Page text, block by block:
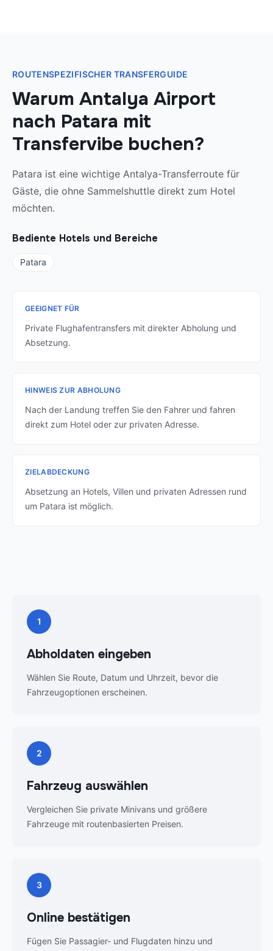
ROUTENSPEZIFISCHER TRANSFERGUIDE
Warum Antalya Airport
nach Patara mit
Transfervibe buchen?
Patara ist eine wichtige Antalya-Transferroute für
Gäste, die ohne Sammelshuttle direkt zum Hotel
möchten.
Bediente Hotels und Bereiche
Patara
GEEIGNET FÜR
Private Flughafentransfers mit direkter Abholung und
Absetzung.
HINWEIS ZUR ABHOLUNG
Nach der Landung treffen Sie den Fahrer und fahren
direkt zum Hotel oder zur privaten Adresse.
ZIELABDECKUNG
Absetzung an Hotels, Villen und privaten Adressen rund
um Patara ist möglich.
1
Abholdaten eingeben
Wählen Sie Route, Datum und Uhrzeit, bevor die
Fahrzeugoptionen erscheinen.
2
Fahrzeug auswählen
Vergleichen Sie private Minivans und größere
Fahrzeuge mit routenbasierten Preisen.
3
Online bestätigen
Fügen Sie Passagier- und Flugdaten hinzu und